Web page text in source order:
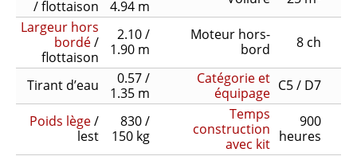
/ flottaison
4.94 m
Largeur hors
bordé/
flottaison
2.10 /
1.90 m
Moteur hors-
bord
8 ch
Tirant d’eau
0.57 /
1.35 m
Catégorie et
équipage C5 / D7
Poids lège/
lest
830 /
150 kg
Temps
construction
avec kit
900
heures